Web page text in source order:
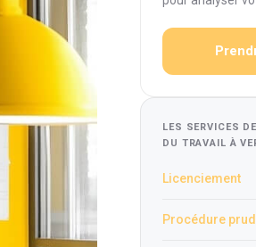
LES SERVICES
DU TRAVAIL À
Licenciement
Procédure